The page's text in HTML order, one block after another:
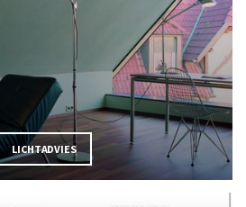
LICHTADVIES